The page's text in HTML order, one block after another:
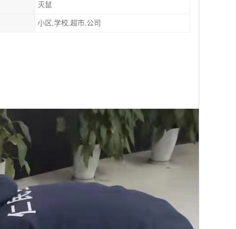
灭鼠
小区,学校,超市,公司